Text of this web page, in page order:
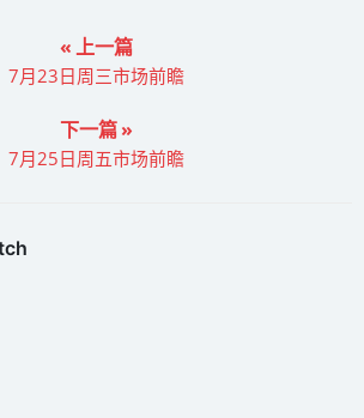
« 上一篇
7月23日周三市场前瞻
下一篇 »
7月25日周五市场前瞻